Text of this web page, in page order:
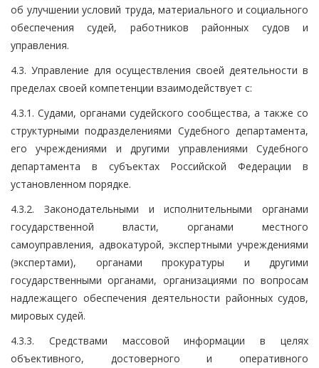
об улучшении условий труда, материального и социального
обеспечения судей, работников районных судов и
управления.
4.3. Управление для осуществления своей деятельности в
пределах своей компетенции взаимодействует с:
4.3.1. Судами, органами судейского сообщества, а также со
структурными подразделениями Судебного департамента,
его учреждениями и другими управлениями Судебного
департамента в субъектах Российской Федерации в
установленном порядке.
4.3.2. Законодательными и исполнительными органами
государственной власти, органами местного
самоуправления, адвокатурой, экспертными учреждениями
(экспертами), органами прокуратуры и другими
государственными органами, организациями по вопросам
надлежащего обеспечения деятельности районных судов,
мировых судей.
4.3.3. Средствами массовой информации в целях
объективного, достоверного и оперативного